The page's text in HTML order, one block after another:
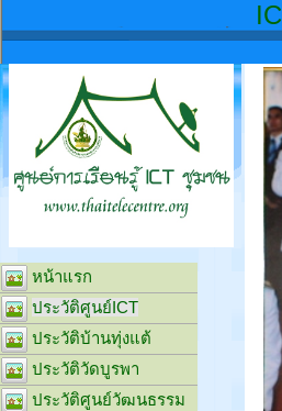
หน้าแรก
ประวัติศูนย์ICT
ประวัติบ้านทุ่งแต้
ประวัติวัดบูรพา
ประวัติศูนย์วัฒนธรรม